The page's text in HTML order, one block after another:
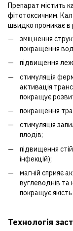
Препарат містить
фітотоксичним.
швидко проникає в
зміцнення
покращення
підвищення
стимуляція
активація
покращує
покращення
стимуляція
плодів;
підвищення
інфекцій);
магній сприяє
вуглеводнів та
покращує
Технологія